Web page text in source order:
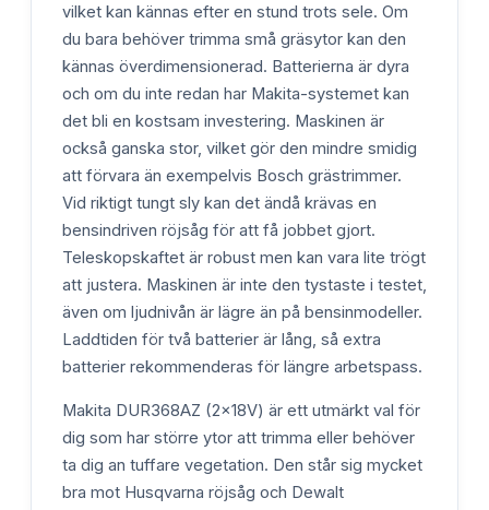
vilket kan kännas efter en stund trots sele. Om
du bara behöver trimma små gräsytor kan den
kännas överdimensionerad. Batterierna är dyra
och om du inte redan har Makita-systemet kan
det bli en kostsam investering. Maskinen är
också ganska stor, vilket gör den mindre smidig
att förvara än exempelvis Bosch grästrimmer.
Vid riktigt tungt sly kan det ändå krävas en
bensindriven röjsåg för att få jobbet gjort.
Teleskopskaftet är robust men kan vara lite trögt
att justera. Maskinen är inte den tystaste i testet,
även om ljudnivån är lägre än på bensinmodeller.
Laddtiden för två batterier är lång, så extra
batterier rekommenderas för längre arbetspass.
Makita DUR368AZ (2x18V) är ett utmärkt val för
dig som har större ytor att trimma eller behöver
ta dig an tuffare vegetation. Den står sig mycket
bra mot Husqvarna röjsåg och Dewalt